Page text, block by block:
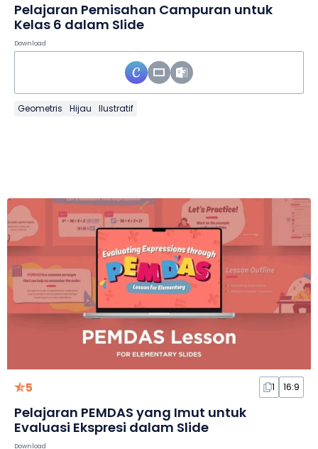
Pelajaran Pemisahan Campuran untuk
Kelas 6 dalam Slide
Download
Geometris Hijau Ilustratif
5 1 16:9
Pelajaran PEMDAS yang Imut untuk
Evaluasi Ekspresi dalam Slide
Download